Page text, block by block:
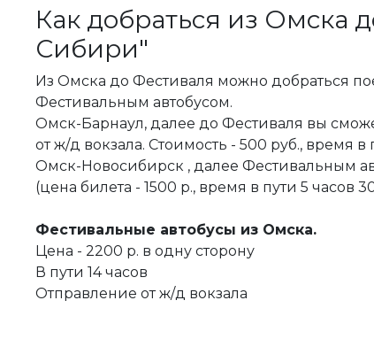
Как добраться из Омска
Сибири"
Из Омска до Фестиваля можно добраться
Фестивальным автобусом.
Омск-Барнаул, далее до Фестиваля вы
от ж/д вокзала. Стоимость - 500 руб., время в
Омск-Новосибирск , далее Фестивальным
(цена билета - 1500 р., время в пути 5 часов
Фестивальные автобусы из Омска.
Цена - 2200 р. в одну сторону
В пути 14 часов
Отправление от ж/д вокзала